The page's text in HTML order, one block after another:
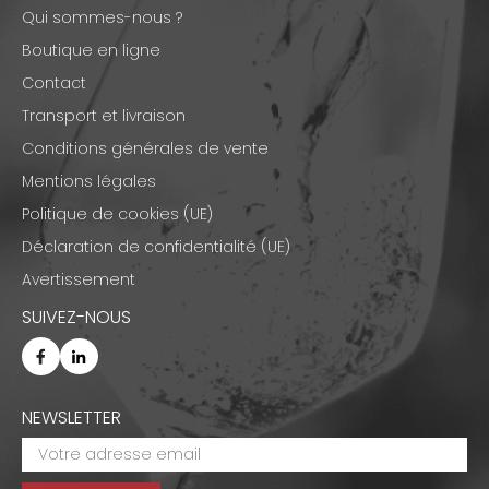
Qui sommes-nous ?
Boutique en ligne
Contact
Transport et livraison
Conditions générales de vente
Mentions légales
Politique de cookies (UE)
Déclaration de confidentialité (UE)
Avertissement
SUIVEZ-NOUS
NEWSLETTER